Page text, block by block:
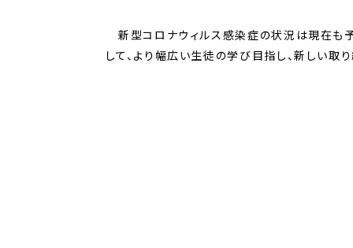
新型コロナウィルス感染症の状況は現在も
して、より幅広い生徒の学び目指し、新しい